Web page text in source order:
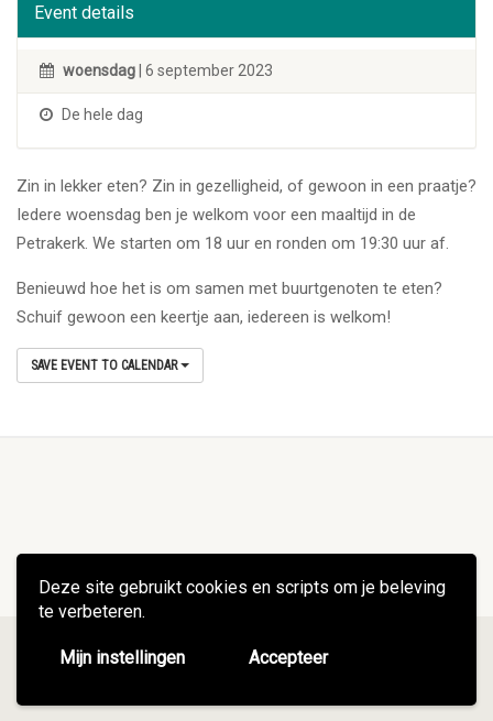
Deze site gebruikt cookies en scripts om je beleving
te verbeteren.
Mijn instellingen Accepteer
Event details
woensdag | 6 september 2023
De hele dag
Zin in lekker eten? Zin in gezelligheid, of gewoon in een praatje?
Iedere woensdag ben je welkom voor een maaltijd in de
Petrakerk. We starten om 18 uur en ronden om 19:30 uur af.
Benieuwd hoe het is om samen met buurtgenoten te eten?
Schuif gewoon een keertje aan, iedereen is welkom!
SAVE EVENT TO CALENDAR
© 2021 Petrakerk Heemstede | Disclaimer